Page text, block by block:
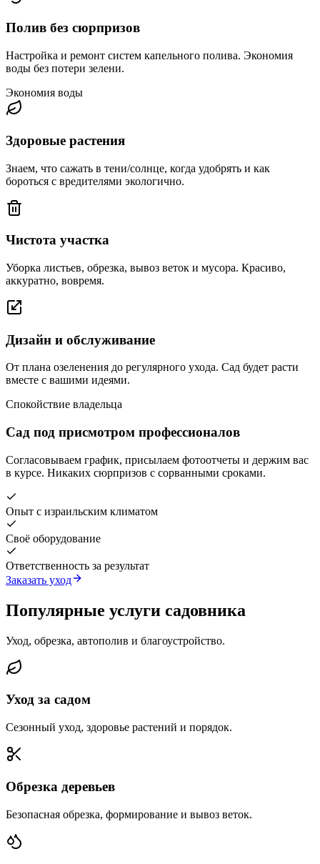
Полив без сюрпризов
Настройка и ремонт систем капельного полива. Экономия
воды без потери зелени.
Экономия воды
Здоровые растения
Знаем, что сажать в тени/солнце, когда удобрять и как
бороться с вредителями экологично.
Чистота участка
Уборка листьев, обрезка, вывоз веток и мусора. Красиво,
аккуратно, вовремя.
Дизайн и обслуживание
От плана озеленения до регулярного ухода. Сад будет расти
вместе с вашими идеями.
Спокойствие владельца
Сад под присмотром профессионалов
Согласовываем график, присылаем фотоотчеты и держим вас
в курсе. Никаких сюрпризов с сорванными сроками.
Опыт с израильским климатом
Своё оборудование
Ответственность за результат
Заказать уход
Популярные услуги садовника
Уход, обрезка, автополив и благоустройство.
Уход за садом
Сезонный уход, здоровье растений и порядок.
Обрезка деревьев
Безопасная обрезка, формирование и вывоз веток.